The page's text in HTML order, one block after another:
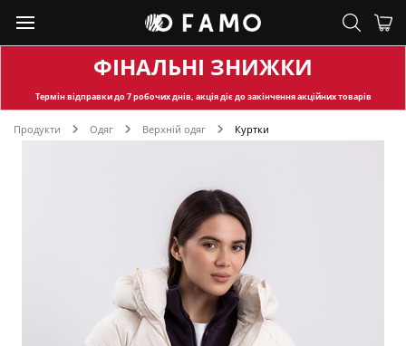
ФІНАЛЬНІ ЗНИЖКИ
Термін відправкидо 7 робочих днів, акція діє до закінчення акційних товарів
Продукти Одяг Верхній одяг Куртки